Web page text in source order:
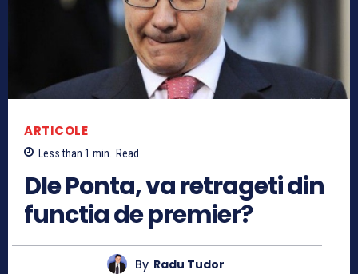
ARTICOLE
Less than 1 min. Read
Dle Ponta, va retrageti din
functia de premier?
By Radu Tudor